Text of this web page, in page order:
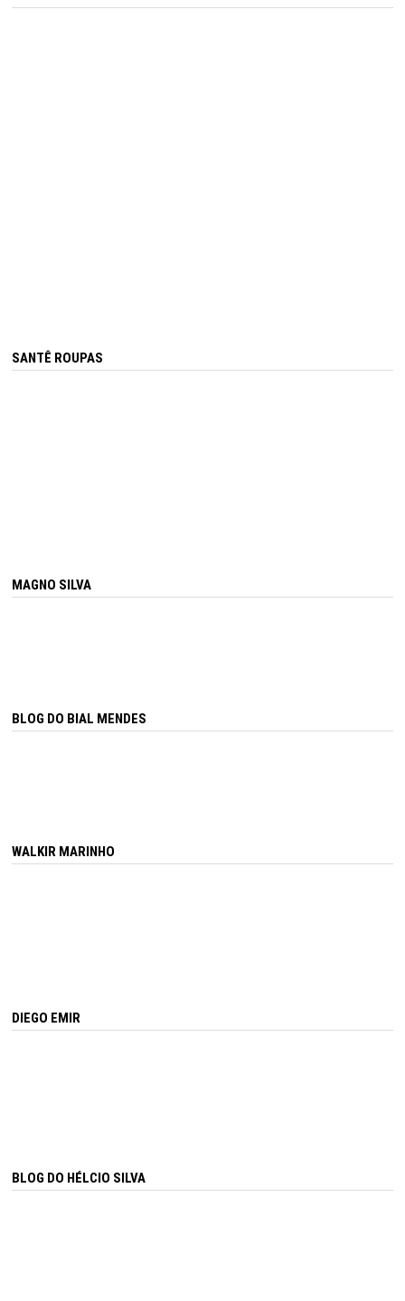
SANTÊ ROUPAS
MAGNO SILVA
BLOG DO BIAL MENDES
WALKIR MARINHO
DIEGO EMIR
BLOG DO HÉLCIO SILVA